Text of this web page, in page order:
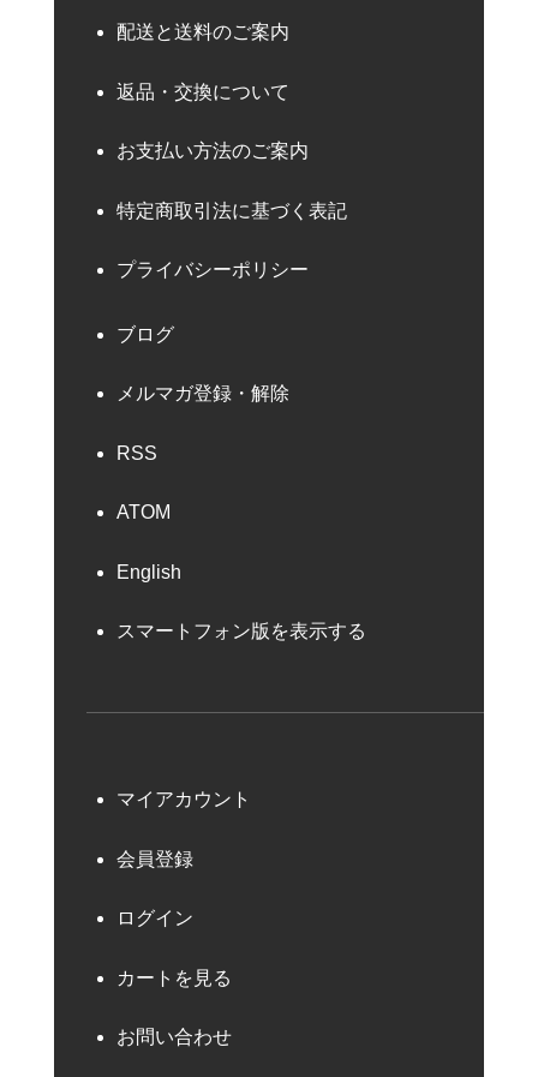
配送と送料のご案内
返品・交換について
お支払い方法のご案内
特定商取引法に基づく表記
プライバシーポリシー
ブログ
メルマガ登録・解除
RSS
ATOM
English
スマートフォン版を表示する
マイアカウント
会員登録
ログイン
カートを見る
お問い合わせ